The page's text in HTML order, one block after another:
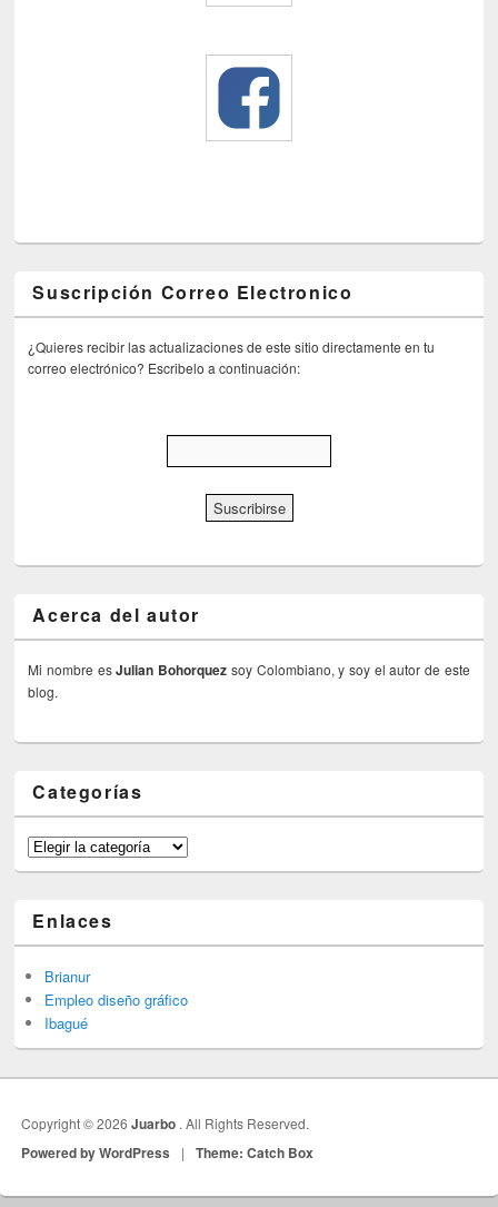
Suscripción Correo Electronico
¿Quieres recibir las actualizaciones de este sitio directamente en tu
correo electrónico? Escribelo a continuación:
Acerca del autor
Mi nombre esJulian Bohorquez soy Colombiano, y soy el autor de este
blog.
Categorías
Categorías
Enlaces
Brianur
Empleo diseño gráfico
Ibagué
Copyright © 2026Juarbo . All Rights Reserved.
Powered by WordPress | Theme: Catch Box